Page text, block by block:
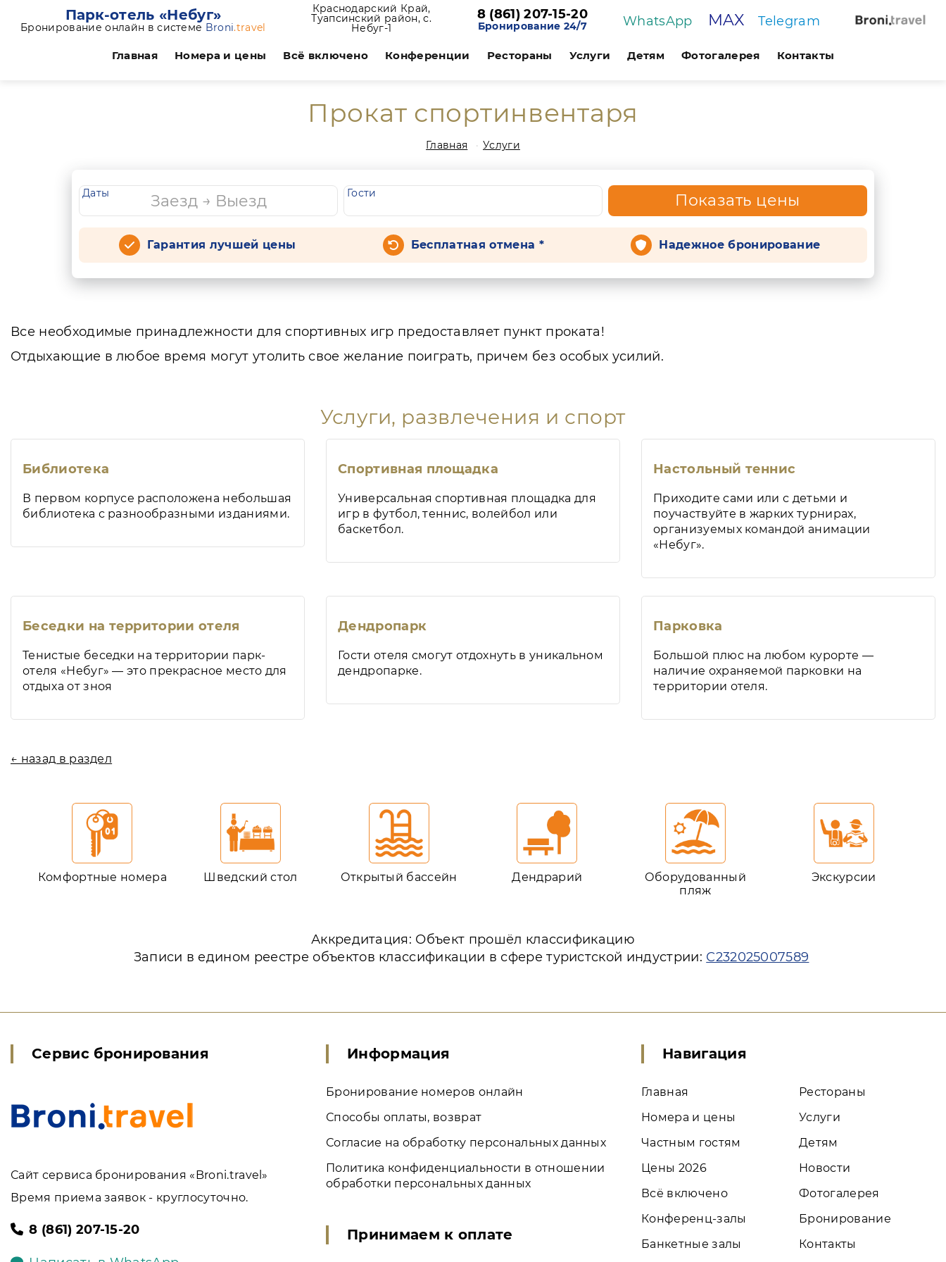
Парк-отель «Небуг»
Бронирование онлайн в системе Broni.travel
Краснодарский Край,
Туапсинский район, с.
Небуг-1
8 (861) 207-15-20
Бронирование 24/7 WhatsApp MAX Telegram
Главная Номера и цены Всё включено Конференции Рестораны Услуги Детям Фотогалерея Контакты
Прокат спортинвентаря
Главная Услуги
Даты Гости Показать цены
Гарантия лучшей цены Бесплатная отмена * Надежное бронирование
Все необходимые принадлежности для спортивных игр предоставляет пункт проката!
Отдыхающие в любое время могут утолить свое желание поиграть, причем без особых усилий.
Услуги, развлечения и спорт
Библиотека
В первом корпусе расположена небольшая
библиотека с разнообразными изданиями.
Спортивная площадка
Универсальная спортивная площадка для
игр в футбол, теннис, волейбол или
баскетбол.
Настольный теннис
Приходите сами или с детьми и
поучаствуйте в жарких турнирах,
организуемых командой анимации
«Небуг».
Беседки на территории отеля
Тенистые беседки на территории парк-
отеля «Небуг» — это прекрасное место для
отдыха от зноя
Дендропарк
Гости отеля смогут отдохнуть в уникальном
дендропарке.
Парковка
Большой плюс на любом курорте —
наличие охраняемой парковки на
территории отеля.
← назад в раздел
Комфортные номера Шведский стол Открытый бассейн Дендрарий
Оборудованный
пляж
Экскурсии
Аккредитация: Объект прошёл классификацию
Записи в едином реестре объектов классификации в сфере туристской индустрии: С232025007589
Сервис бронирования
Сайт сервиса бронирования «Broni.travel»
Время приема заявок - круглосуточно.
8 (861) 207-15-20
Информация
Бронирование номеров онлайн
Способы оплаты, возврат
Согласие на обработку персональных данных
Политика конфиденциальности в отношении
обработки персональных данных
Принимаем к оплате
Навигация
Главная
Номера и цены
Частным гостям
Цены 2026
Всё включено
Конференц-залы
Банкетные залы
Рестораны
Услуги
Детям
Новости
Фотогалерея
Бронирование
Контакты